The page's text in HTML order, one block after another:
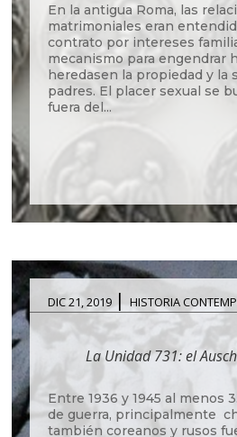
En la antigua Roma, las
matrimoniales eran
contrato por intereses
mecanismo para engendrar
heredasen la propiedad y la
padres. El placer sexual se
fuera del...
DIC 21, 2019 |HISTORIA
La Unidad 731: el
Entre 1936 y 1945 al menos
de guerra, principalmente
también coreanos y rusos